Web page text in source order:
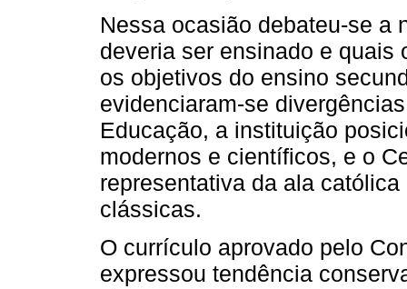
Nessa ocasião debateu-se a
deveria ser ensinado e quais
os objetivos do ensino
evidenciaram-se
Educação, a instituição
modernos e científicos, e o
representativa da ala
clássicas.
O currículo aprovado pelo
expressou tendência